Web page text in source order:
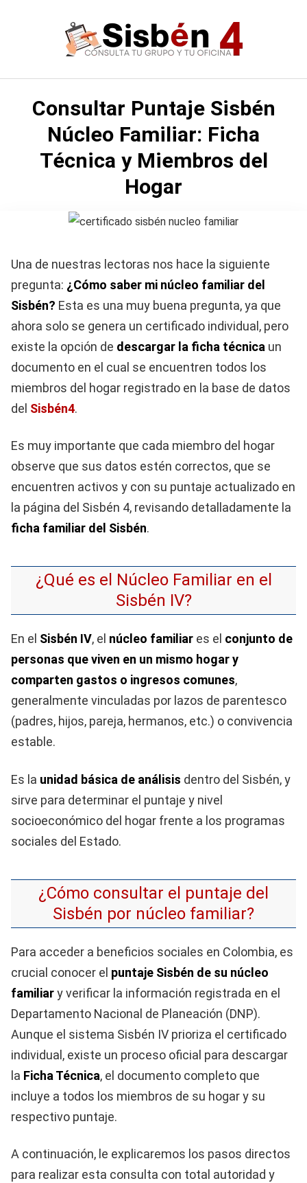
Consultar Puntaje Sisbén
Núcleo Familiar: Ficha
Técnica y Miembros del
Hogar
Una de nuestras lectoras nos hace la siguiente
pregunta: ¿Cómo saber mi núcleo familiar del
Sisbén? Esta es una muy buena pregunta, ya que
ahora solo se genera un certificado individual, pero
existe la opción de descargar la ficha técnica un
documento en el cual se encuentren todos los
miembros del hogar registrado en la base de datos
del Sisbén4.
Es muy importante que cada miembro del hogar
observe que sus datos estén correctos, que se
encuentren activos y con su puntaje actualizado en
la página del Sisbén 4, revisando detalladamente la
ficha familiar del Sisbén.
¿Qué es el Núcleo Familiar en el
Sisbén IV?
En el Sisbén IV, el núcleo familiar es el conjunto de
personas que viven en un mismo hogar y
comparten gastos o ingresos comunes,
generalmente vinculadas por lazos de parentesco
(padres, hijos, pareja, hermanos, etc.) o convivencia
estable.
Es la unidad básica de análisis dentro del Sisbén, y
sirve para determinar el puntaje y nivel
socioeconómico del hogar frente a los programas
sociales del Estado.
¿Cómo consultar el puntaje del
Sisbén por núcleo familiar?
Para acceder a beneficios sociales en Colombia, es
crucial conocer el puntaje Sisbén de su núcleo
familiary verificar la información registrada en el
Departamento Nacional de Planeación (DNP).
Aunque el sistema Sisbén IV prioriza el certificado
individual, existe un proceso oficial para descargar
la Ficha Técnica, el documento completo que
incluye a todos los miembros de su hogar y su
respectivo puntaje.
A continuación, le explicaremos los pasos directos
para realizar esta consulta con total autoridad y